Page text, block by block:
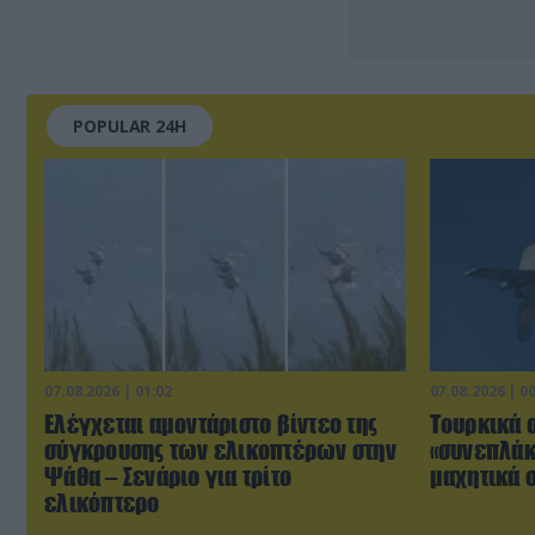
POPULAR 24H
07.08.2026 | 01:02
Ελέγχεται αμοντάριστο βίντεο της
σύγκρουσης των ελικοπτέρων στην
Ψάθα – Σενάριο για τρίτο
ελικόπτερο
07.08.2026 |
Τουρκικά
μαχητικά